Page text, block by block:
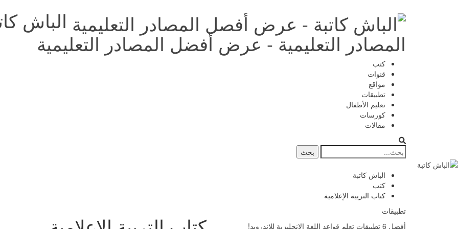
الباش
المصادر التعليمية - عرض أفضل المصادر التعليمية
كتب
قنوات
مواقع
تطبيقات
تعليم الأطفال
كورسات
مقالات
الباش كاتبة
كتب
كتاب التربية الإعلامية
تطبيقات
أفضل 6 تطبيقات تعلم قواعد اللغة الإنجليزية للاندرويد!